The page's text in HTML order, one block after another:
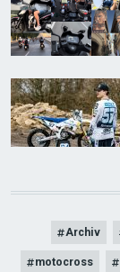
Archiv
motocross